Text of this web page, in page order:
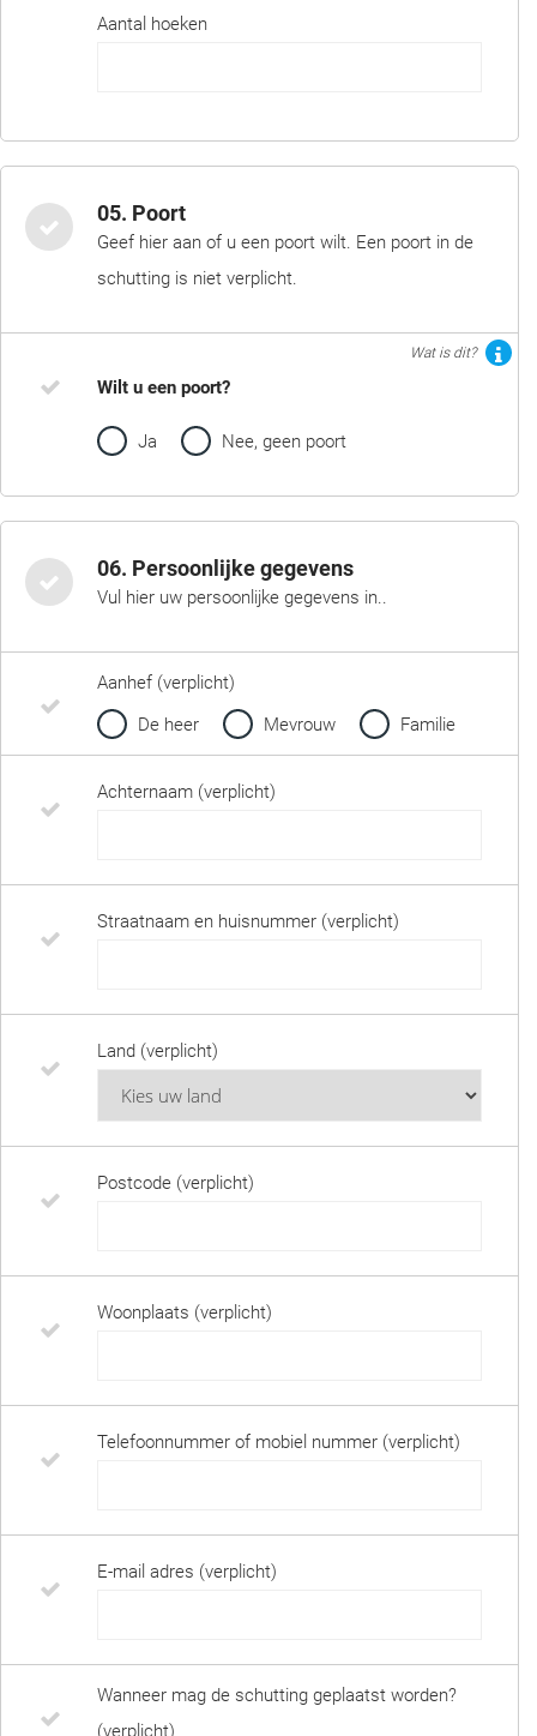
Aantal hoeken
05. Poort
Geef hier aan of u een poort wilt. Een poort in de
schutting is niet verplicht.
Wat is dit?
Wilt u een poort?
Ja Nee, geen poort
06. Persoonlijke gegevens
Vul hier uw persoonlijke gegevens in..
Aanhef (verplicht)
De heer
Mevrouw Familie
Achternaam (verplicht)
Straatnaam en huisnummer (verplicht)
Land (verplicht)
Postcode (verplicht)
Woonplaats (verplicht)
Telefoonnummer of mobiel nummer (verplicht)
E-mail adres (verplicht)
Wanneer mag de schutting geplaatst worden?
(verplicht)